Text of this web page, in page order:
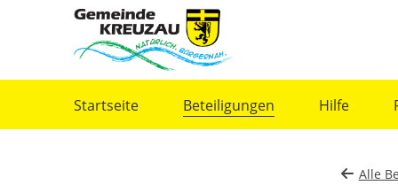
Startseite Beteiligungen Hilfe
Alle